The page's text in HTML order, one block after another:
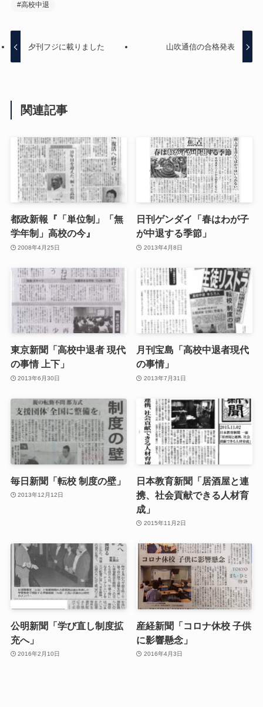
#高校中退
夕刊フジに載りました 山吹通信の合格発表
関連記事
都政新報『「単位制」「無
学年制」高校の今』
2008年4月25日
日刊ゲンダイ「春はわが子
が中退する季節」
2013年4月8日
東京新聞「高校中退者 現代
の事情 上下」
2013年6月30日
月刊宝島「高校中退者現代
の事情」
2013年7月31日
毎日新聞「転校 制度の壁」
2013年12月12日
日本教育新聞「居酒屋と連
携、社会貢献できる人材育
成」
2015年11月2日
公明新聞「学び直し制度拡
充へ」
2016年2月10日
産経新聞「コロナ休校 子供
に影響懸念」
2016年4月3日